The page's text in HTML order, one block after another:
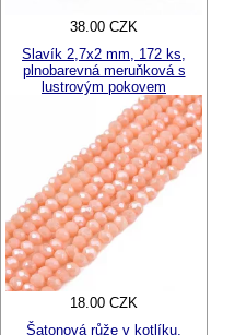
38.00 CZK
Slavík 2,7x2 mm, 172 ks,
plnobarevná meruňková s
lustrovým pokovem
18.00 CZK
Šatonová růže v kotlíku,